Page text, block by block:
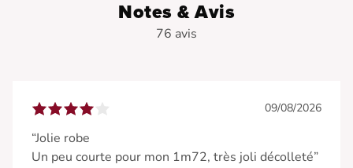
Notes & Avis
76 avis
09/08/2026
“Jolie robe
Un peu courte pour mon 1m72, très joli décolleté”